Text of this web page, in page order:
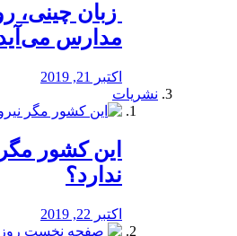
زبان چینی،
مدارس
اکتبر 21, 2019
نشریات
این کشور
ندارد؟
اکتبر 22, 2019